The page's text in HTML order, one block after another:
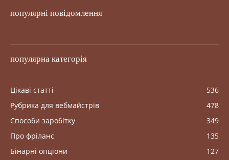
популярні повідомлення
популярна категорія
Цікаві статті
536
Рубрика для вебмайстрів
478
Способи заробітку
349
Про фріланс
135
Бінарні опціони
127